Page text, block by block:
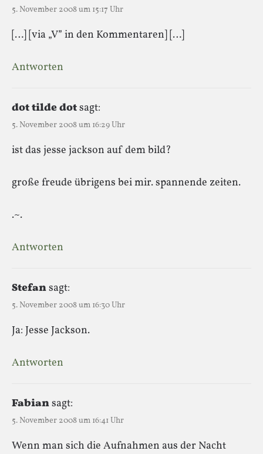
5. November 2008 um 15:17 Uhr
[…] [via „V” in den Kommentaren] […]
Antworten
dot tilde dotsagt:
5. November 2008 um 16:29 Uhr
ist das jesse jackson auf dem bild?
große freude übrigens bei mir. spannende zeiten.
.~.
Antworten
Stefansagt:
5. November 2008 um 16:30 Uhr
Ja: Jesse Jackson.
Antworten
Fabiansagt:
5. November 2008 um 16:41 Uhr
Wenn man sich die Aufnahmen aus der Nacht